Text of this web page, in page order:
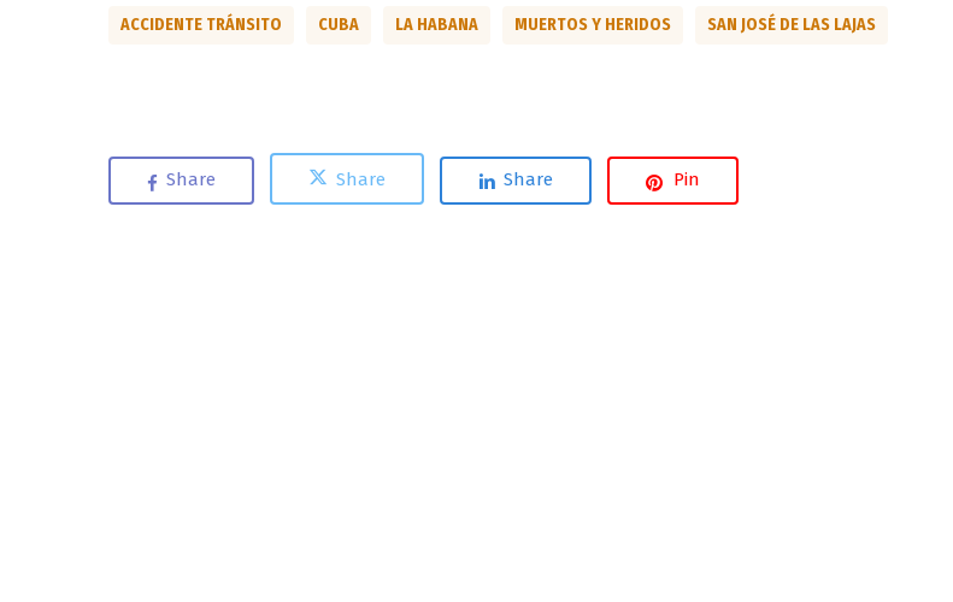
ACCIDENTE TRÁNSITO CUBA LA HABANA MUERTOS Y HERIDOS SAN JOSÉ DE LAS LAJAS
Share Share Share Pin